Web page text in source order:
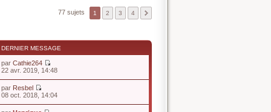
77 sujets 1 2 3 4
DERNIER MESSAGE
par Cathie264
V
l
e
22 avr. 2019, 14:48
par Resbel
V
08 oct. 2018, 14:04